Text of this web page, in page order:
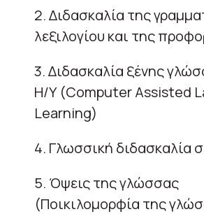
2. Διδασκαλία της
λεξιλογίου και της
3. Διδασκαλία ξένης
Η/Υ (Computer Assisted
Learning)
4. Γλωσσική διδασκαλία
5. Όψεις της γλώσσας
(Ποικιλομορφία της